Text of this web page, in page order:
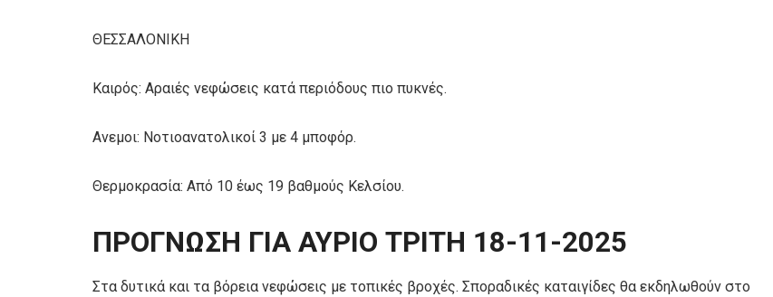
ΘΕΣΣΑΛΟΝΙΚΗ
Καιρός: Αραιές νεφώσεις κατά περιόδους πιο πυκνές.
Ανεμοι: Νοτιοανατολικοί 3 με 4 μποφόρ.
Θερμοκρασία: Από 10 έως 19 βαθμούς Κελσίου.
ΠΡΟΓΝΩΣΗ ΓΙΑ ΑΥΡΙΟ ΤΡΙΤΗ 18-11-2025
Στα δυτικά και τα βόρεια νεφώσεις με τοπικές βροχές. Σποραδικές καταιγίδες θα εκδηλωθούν στο